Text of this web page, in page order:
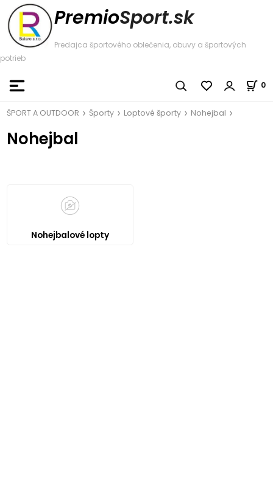
PremioSport.sk
Predajca športového oblečenia, obuvy a športových
potrieb
0
ŠPORT A OUTDOOR Športy Loptové športy Nohejbal
Nohejbal
Nohejbalové lopty